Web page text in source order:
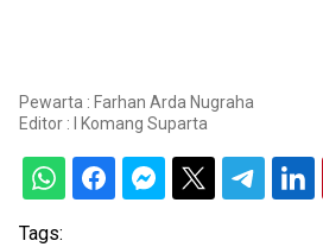
Pewarta : Farhan Arda Nugraha
Editor : I Komang Suparta
Tags: